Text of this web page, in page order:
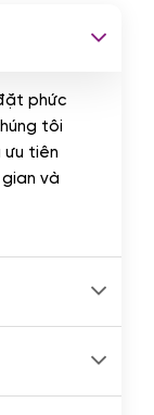
phức
tôi
ưu tiên
và